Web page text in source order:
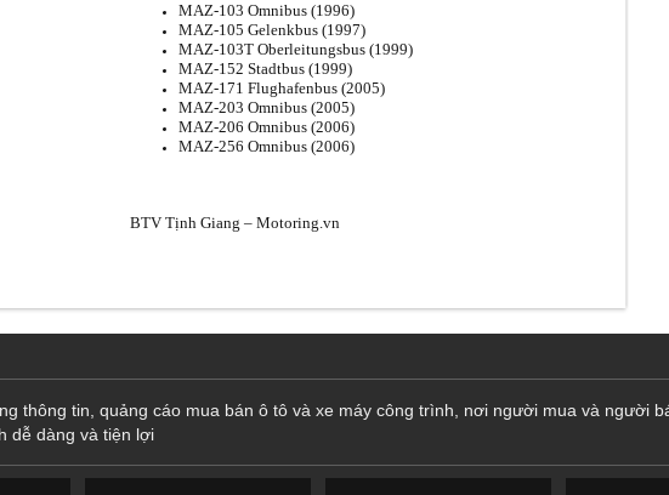
MAZ-103 Omnibus (1996)
MAZ-105 Gelenkbus (1997)
MAZ-103T Oberleitungsbus (1999)
MAZ-152 Stadtbus (1999)
MAZ-171 Flughafenbus (2005)
MAZ-203 Omnibus (2005)
MAZ-206 Omnibus (2006)
MAZ-256 Omnibus (2006)
BTV Tịnh Giang – Motoring.vn
thông tin, quảng cáo mua bán ô tô và xe máy công trình, nơi người mua và người
dễ dàng và tiện lợi